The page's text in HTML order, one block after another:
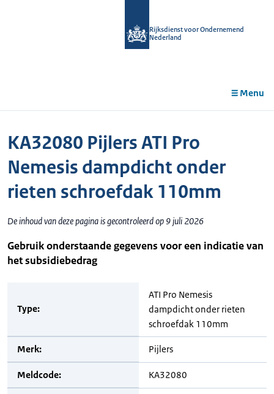
Rijksdienst voor Ondernemend
Nederland
Menu
KA32080 Pijlers ATI Pro
Nemesis dampdicht onder
rieten schroefdak 110mm
De inhoud van deze pagina is gecontroleerd op 9 juli 2026
Gebruik onderstaande gegevens voor een indicatie van
het subsidiebedrag
Type:
ATI Pro Nemesis
dampdicht onder rieten
schroefdak 110mm
Merk: Pijlers
Meldcode: KA32080